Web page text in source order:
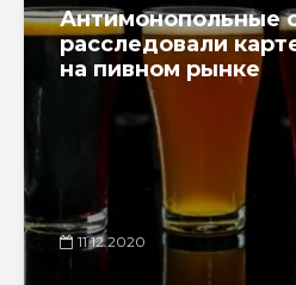
Антимонопольные
расследовали
на пивном рынке
11.12.2020